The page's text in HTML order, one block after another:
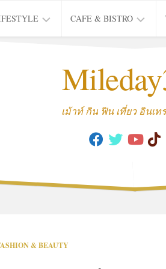
CAFE & BISTRO
CAFE
เม้าท์ กิน ฟิน เที่ยว อินเท
& BEAUTY